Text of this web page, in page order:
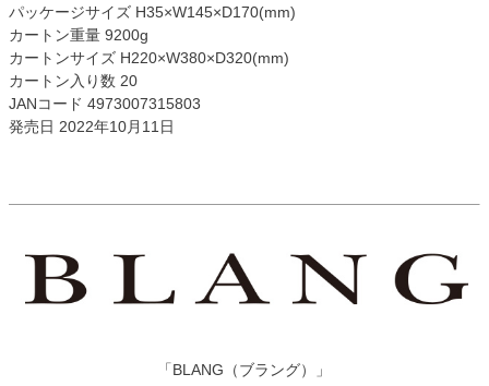
パッケージサイズ H35×W145×D170(mm)
カートン重量 9200g
カートンサイズ H220×W380×D320(mm)
カートン入り数 20
JANコード 4973007315803
発売日 2022年10月11日
「BLANG（ブラング）」